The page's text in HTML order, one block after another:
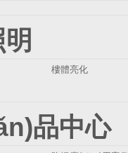
樓體亮化
品中心